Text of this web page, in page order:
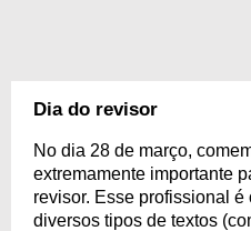
Dia do revisor
No dia 28 de março,
extremamente importante
revisor. Esse profissional
diversos tipos de textos